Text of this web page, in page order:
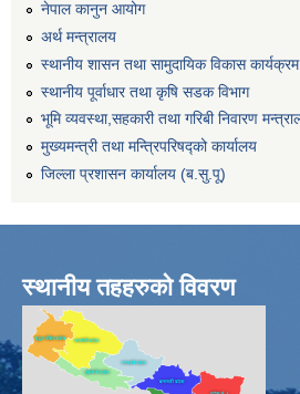
नेपाल कानुन आयोग
अर्थ मन्त्रालय
स्थानीय शासन तथा सामुदायिक विकास कार्यक्रम
स्थानीय पूर्वाधार तथा कृषि सडक विभाग
भूमि व्यवस्था,सहकारी तथा गरिबी निवारण
मुख्यमन्त्री तथा मन्त्रिपरिषद्को कार्यालय
जिल्ला प्रशासन कार्यालय (ब.सु.पू)
स्थानीय तहहरुको विवरण